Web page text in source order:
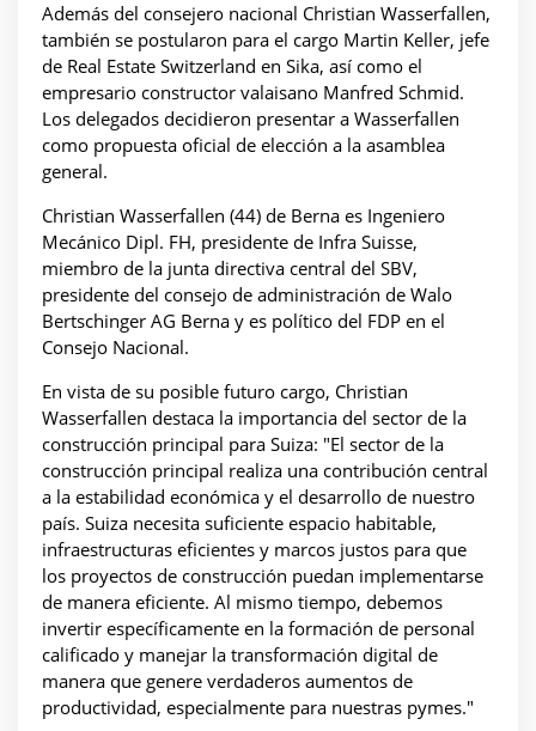
Además del consejero nacional Christian Wasserfallen,
también se postularon para el cargo Martin Keller, jefe
de Real Estate Switzerland en Sika, así como el
empresario constructor valaisano Manfred Schmid.
Los delegados decidieron presentar a Wasserfallen
como propuesta oficial de elección a la asamblea
general.
Christian Wasserfallen (44) de Berna es Ingeniero
Mecánico Dipl. FH, presidente de Infra Suisse,
miembro de la junta directiva central del SBV,
presidente del consejo de administración de Walo
Bertschinger AG Berna y es político del FDP en el
Consejo Nacional.
En vista de su posible futuro cargo, Christian
Wasserfallen destaca la importancia del sector de la
construcción principal para Suiza: "El sector de la
construcción principal realiza una contribución central
a la estabilidad económica y el desarrollo de nuestro
país. Suiza necesita suficiente espacio habitable,
infraestructuras eficientes y marcos justos para que
los proyectos de construcción puedan implementarse
de manera eficiente. Al mismo tiempo, debemos
invertir específicamente en la formación de personal
calificado y manejar la transformación digital de
manera que genere verdaderos aumentos de
productividad, especialmente para nuestras pymes."